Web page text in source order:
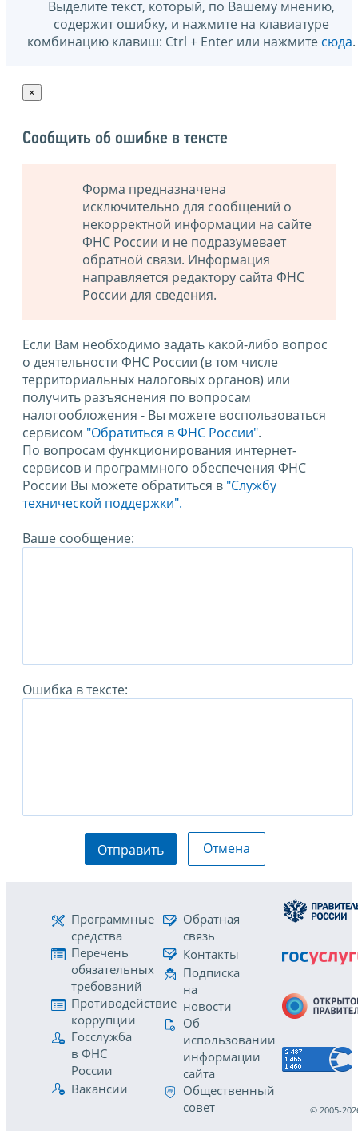
Выделите текст, который, по Вашему мнению,
содержит ошибку, и нажмите на клавиатуре
комбинацию клавиш: Ctrl + Enter или нажмите сюда.
×
Сообщить об ошибке в тексте
Форма предназначена
исключительно для сообщений о
некорректной информации на сайте
ФНС России и не подразумевает
обратной связи. Информация
направляется редактору сайта ФНС
России для сведения.
Если Вам необходимо задать какой-либо вопрос
о деятельности ФНС России (в том числе
территориальных налоговых органов) или
получить разъяснения по вопросам
налогообложения - Вы можете воспользоваться
сервисом "Обратиться в ФНС России".
По вопросам функционирования интернет-
сервисов и программного обеспечения ФНС
России Вы можете обратиться в "Службу
технической поддержки".
Ваше сообщение:
Ошибка в тексте:
Отправить Отмена
Программные
средства
Перечень
обязательных
требований
Противодействие
коррупции
Госслужба
в ФНС
России
Вакансии
Обратная
связь
Контакты
Подписка
на
новости
Об
использовании
информации
сайта
Общественный
совет
© 2005-